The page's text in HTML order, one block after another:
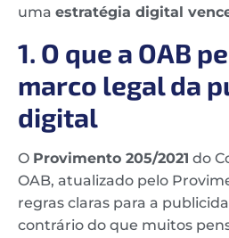
uma estratégia digital
1. O que a OAB
marco legal da
digital
O Provimento 205/2021 do
OAB, atualizado pelo
regras claras para a
contrário do que muitos